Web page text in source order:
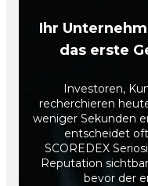
Ihr
das erste
Investoren,
recherchieren
weniger Sekunden
entscheidet
SCOREDEX
Reputation
bevor der